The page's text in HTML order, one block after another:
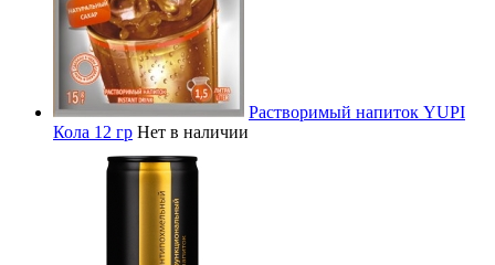
Растворимый напиток YUPI
Кола 12 гр Нет в наличии